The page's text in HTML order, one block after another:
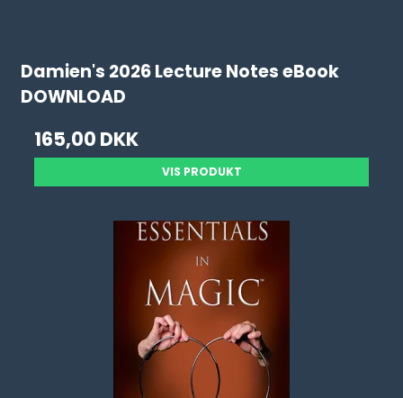
Damien's 2026 Lecture Notes eBook
DOWNLOAD
165,00 DKK
VIS PRODUKT